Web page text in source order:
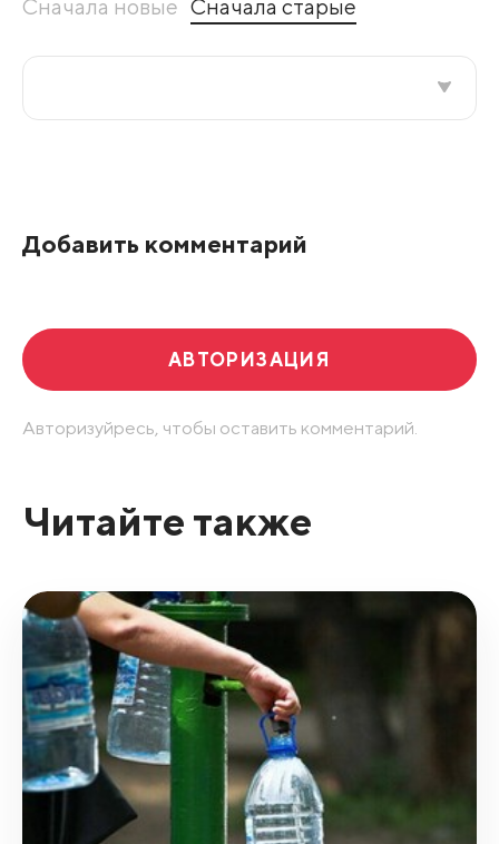
Сначала новые Сначала старые
Добавить комментарий
АВТОРИЗАЦИЯ
Авторизуйресь, чтобы оставить комментарий.
Читайте также